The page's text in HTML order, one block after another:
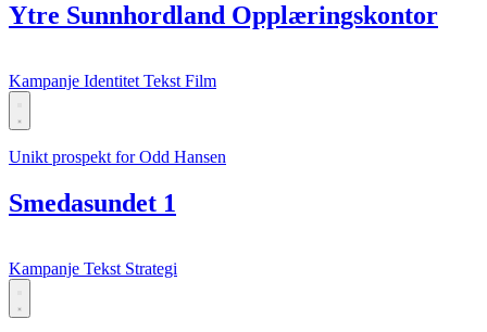
Ytre Sunnhordland Opplæringskontor
Kampanje Identitet Tekst Film
Unikt prospekt for Odd Hansen
Smedasundet 1
Kampanje Tekst Strategi